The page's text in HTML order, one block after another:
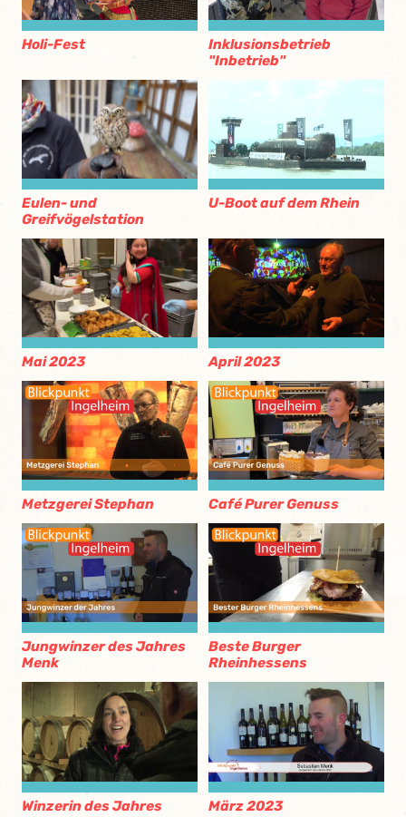
Holi-Fest
Inklusionsbetrieb
"Inbetrieb"
Eulen- und
Greifvögelstation
U-Boot auf dem Rhein
Mai 2023 April 2023
Metzgerei Stephan Café Purer Genuss
Jungwinzer des Jahres
Menk
Beste Burger
Rheinhessens
Winzerin des Jahres
März 2023